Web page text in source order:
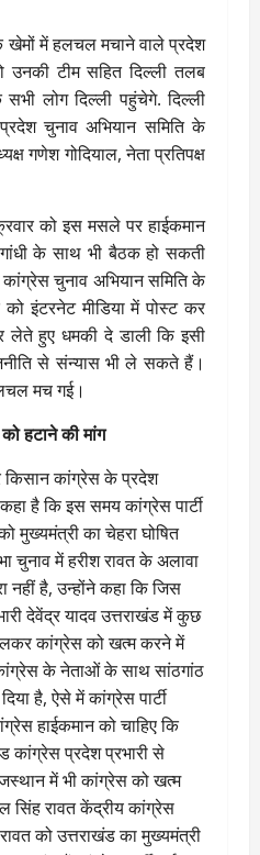
खेमों में हलचल मचाने वाले प्रदेश
उनकी टीम सहित दिल्ली तलब
लोग दिल्ली पहुंचेगे. दिल्ली
चुनाव अभियान समिति के
गणेश गोदियाल, नेता प्रतिपक्ष
को इस मसले पर हाईकमान
के साथ भी बैठक हो सकती
चुनाव अभियान समिति के
को इंटरनेट मीडिया में पोस्ट कर
लेते हुए धमकी दे डाली कि इसी
से संन्यास भी ले सकते हैं।
मच गई।
को हटाने की मांग
किसान कांग्रेस के प्रदेश
है कि इस समय कांग्रेस पार्टी
मुख्यमंत्री का चेहरा घोषित
चुनाव में हरीश रावत के अलावा
नहीं है, उन्होंने कहा कि जिस
देवेंद्र यादव उत्तराखंड में कुछ
कांग्रेस को खत्म करने में
के नेताओं के साथ सांठगांठ
है, ऐसे में कांग्रेस पार्टी
हाईकमान को चाहिए कि
कांग्रेस प्रदेश प्रभारी से
में भी कांग्रेस को खत्म
सिंह रावत केंद्रीय कांग्रेस
को उत्तराखंड का मुख्यमंत्री